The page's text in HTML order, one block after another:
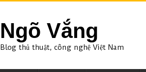
Ngõ Vắng
Blog thủ thuật, công nghệ Việt Nam